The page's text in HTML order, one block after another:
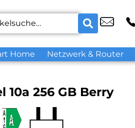
Home Netzwerk & Router
10a 256 GB Berry